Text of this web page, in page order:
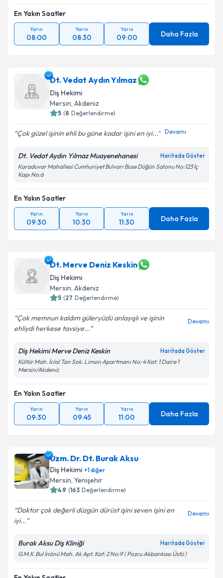
En Yakın Saatler
Yarın
08:00
Yarın
08:30
Yarın
09:00 Daha Fazla
Dt. Vedat Aydın Yılmaz
Diş Hekimi
Mersin, Akdeniz
5 (8 Değerlendirme)
Çok güzel işinin ehli bu güne kadar işini en iyi... Devamı
Dt. Vedat Aydın Yılmaz Muayenehanesi Haritada Göster
Karaduvar Mahallesi Cumhuriyet Bulvarı Buse Düğün Salonu No:123 İç
Kapı No:6
En Yakın Saatler
Yarın
09:30
Yarın
10:30
Yarın
11:30 Daha Fazla
Dt. Merve Deniz Keskin
Diş Hekimi
Mersin, Akdeniz
5 (27 Değerlendirme)
Çok memnun kaldım güleryüzlü anlayışlı ve işinin
ehliydi herkese tavsiye...
Devamı
Diş Hekimi Merve Deniz Keskin Haritada Göster
Kültür Mah. İclal Tan Sok. Limon Apartmanı No: 4 Kat: 1 Daire 1
Mersin/Akdeniz
En Yakın Saatler
Yarın
09:30
Yarın
09:45
Yarın
11:00 Daha Fazla
Uzm. Dr. Dt. Burak Aksu
Diş Hekimi +1diğer
Mersin, Yenişehir
4.9 (163 Değerlendirme)
Doktor çok değerli düzgün dürüst işini seven işini en
iyi...
Devamı
Burak Aksu Diş Kliniği Haritada Göster
G.M.K.Bul İnönü Mah. Ak Apt. Kat: 2 No:9 ( Pozcu Akbankası Üstü )